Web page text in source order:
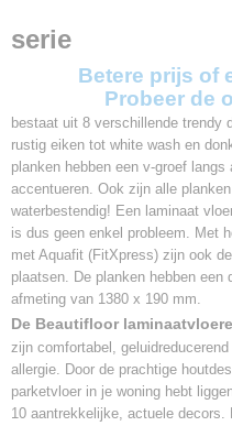
1380 x 190 x 9 mm
V4 pressed
AC4 (zwaar woongebruik)
Klik systeem
Uniclic + Aquafit (FitXpress)
Vloerverwarming
Geschikt
Waterbestendig
Ja
Garantie
20 jaar
Warmtedoorlaatweerstand
0,059 m² K/W
serie
Betere prijs of
Probeer de
bestaat uit 8 verschillende trendy
rustig eiken tot white wash en
planken hebben een v-groef
accentueren. Ook zijn alle
waterbestendig! Een laminaat
is dus geen enkel probleem. Met
met Aquafit (FitXpress) zijn ook
plaatsen. De planken hebben
afmeting van 1380 x 190 mm.
De Beautifloor
zijn comfortabel,
allergie. Door de prachtige
parketvloer in je woning hebt
10 aantrekkelijke, actuele